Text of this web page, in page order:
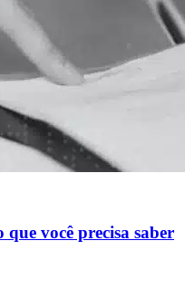
você precisa saber